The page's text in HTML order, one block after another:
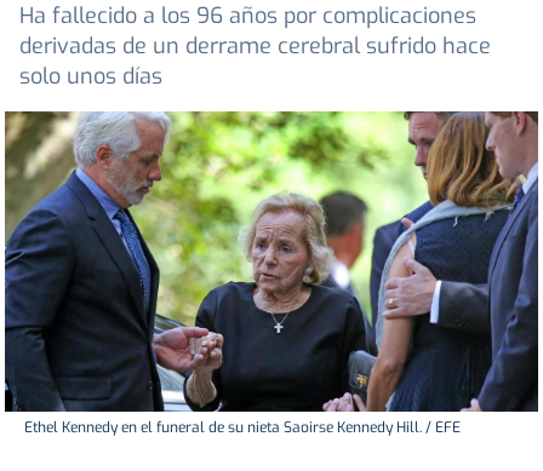
Ha fallecido a los 96 años por complicaciones
derivadas de un derrame cerebral sufrido hace
solo unos días
Ethel Kennedy en el funeral de su nieta Saoirse Kennedy Hill. / EFE